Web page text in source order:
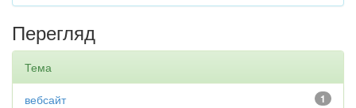
Перегляд
Тема
1
вебсайт